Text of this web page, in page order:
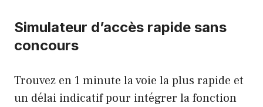
Simulateur d’accès rapide sans
concours
Trouvez en 1 minute la voie la plus rapide et
un délai indicatif pour intégrer la fonction